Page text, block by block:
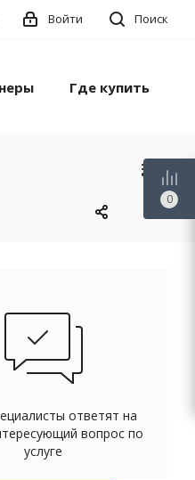
Поиск
Войти
Где купить
ответят на
вопрос по
услуге
0